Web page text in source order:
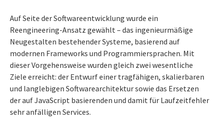
Auf Seite der Softwareentwicklung wurde ein
Reengineering-Ansatz gewählt – das ingenieurmäßige
Neugestalten bestehender Systeme, basierend auf
modernen Frameworks und Programmiersprachen. Mit
dieser Vorgehensweise wurden gleich zwei wesentliche
Ziele erreicht: der Entwurf einer tragfähigen, skalierbaren
und langlebigen Softwarearchitektur sowie das Ersetzen
der auf JavaScript basierenden und damit für Laufzeitfehler
sehr anfälligen Services.